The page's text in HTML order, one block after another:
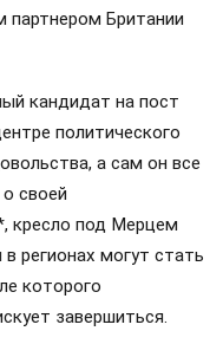
Британии
кандидат на пост
политического
а сам он все
своей
кресло под Мерцем
регионах могут стать
которого
завершиться.